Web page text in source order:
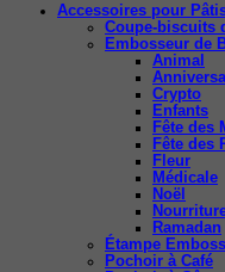
Accessoires pour
Coupe-biscuits
Embosseur de
Animal
Crypto
Enfants
Fête des
Fête des
Fleur
Médicale
Noël
Ramadan
Étampe
Pochoir à Café